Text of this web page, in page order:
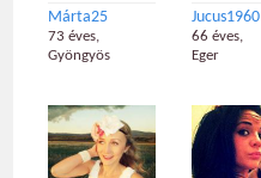
Márta25
73 éves,
Gyöngyös
Jucus1960
66 éves,
Eger